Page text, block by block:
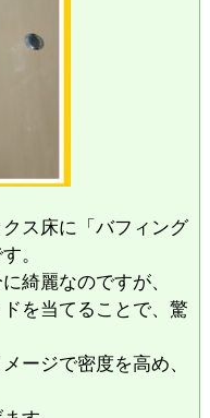
ス床に「バフィング
。
綺麗なのですが、
を当てることで、驚
ージで密度を高め、